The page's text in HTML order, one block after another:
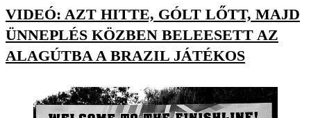
VIDEÓ: AZT HITTE, GÓLT LŐTT, MAJD
ÜNNEPLÉS KÖZBEN BELEESETT AZ
ALAGÚTBA A BRAZIL JÁTÉKOS